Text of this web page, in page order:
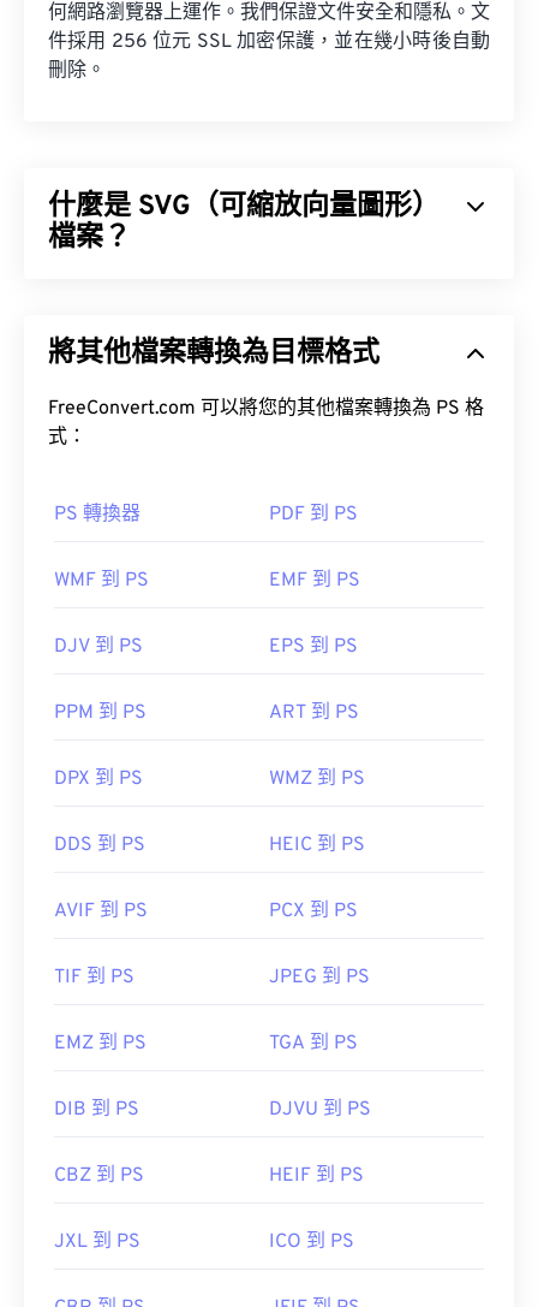
何網路瀏覽器上運作。我們保證文件安全和隱私。文
件採用 256 位元 SSL 加密保護，並在幾小時後自動
刪除。
什麼是 SVG（可縮放向量圖形）
檔案？
圖形，並支援有限的動畫。顧名思義，使用 SVG 檔
整大小而不會損失圖像品質。此外，SVG 的獨特之
處在於它並非影像格式。
如何開啟 SVG 檔案？
如Firefox或 Microsoft SVG 轉 GIF或
嘗試使用我們的
SVG 轉 JPG 或 萬維網聯盟 (W3C)
href="https://www.lifewire.com/svg-file-
https://en.wikipedia.org/wiki/
將其他檔案轉換為目標格式
FreeConvert.com 可以將您的其他檔案轉換為 PS 格
式：
PS 轉換器 PDF 到 PS
WMF 到 PS EMF 到 PS
DJV 到 PS EPS 到 PS
PPM 到 PS ART 到 PS
DPX 到 PS WMZ 到 PS
DDS 到 PS HEIC 到 PS
AVIF 到 PS PCX 到 PS
TIF 到 PS JPEG 到 PS
EMZ 到 PS TGA 到 PS
DIB 到 PS DJVU 到 PS
CBZ 到 PS HEIF 到 PS
JXL 到 PS ICO 到 PS